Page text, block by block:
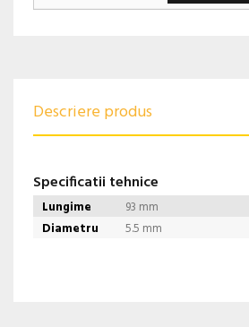
Descriere produs
Specificatii tehnice
Lungime
93 mm
Diametru
5.5 mm